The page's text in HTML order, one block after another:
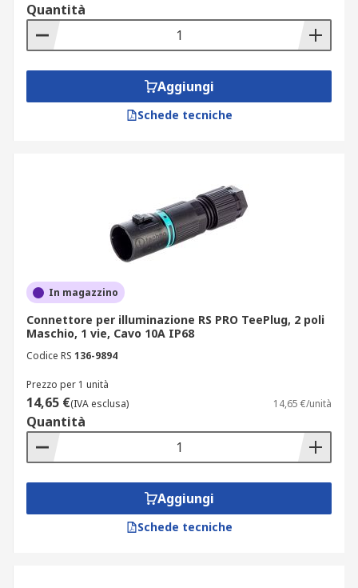
Quantità
Aggiungi
Schede tecniche
In magazzino
Connettore per illuminazione RS PRO TeePlug, 2 poli
Maschio, 1 vie, Cavo 10A IP68
Codice RS 136-9894
Prezzo per 1 unità
14,65 €(IVA esclusa) 14,65 €/unità
Quantità
Aggiungi
Schede tecniche